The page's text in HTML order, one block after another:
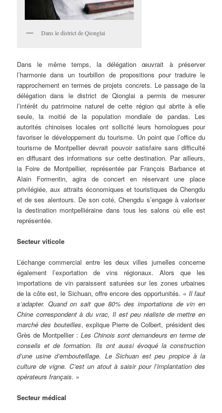
Dans le district de Qionglai
Dans le même temps, la délégation œuvrait à préserver
l’harmonie dans un tourbillon de propositions pour traduire le
rapprochement en termes de projets concrets. Le passage de la
délégation dans le district de Qionglai a permis de mesurer
l’intérêt du patrimoine naturel de cette région qui abrite à elle
seule, la moitié de la population mondiale de pandas. Les
autorités chinoises locales ont sollicité leurs homologues pour
favoriser le développement du tourisme. Un point que l’office du
tourisme de Montpellier devrait pouvoir satisfaire sans difficulté
en diffusant des informations sur cette destination. Par ailleurs,
la Foire de Montpellier, représentée par François Barbance et
Alain Formentin, agira de concert en réservant une place
privilégiée, aux attraits économiques et touristiques de Chengdu
et de ses alentours. De son coté, Chengdu s’engage à valoriser
la destination montpelliéraine dans tous les salons où elle est
représentée.
Secteur viticole
L’échange commercial entre les deux villes jumelles concerne
également l’exportation de vins régionaux. Alors que les
importations de vin paraissent saturées sur les zones urbaines
de la côte est, le Sichuan, offre encore des opportunités. « Il faut
s’adapter. Quand on sait que 80% des importations de vin en
Chine correspondent à du vrac, Il est peu réaliste de mettre en
marché des bouteilles, explique Pierre de Colbert, président des
Grès de Montpellier :Les Chinois sont demandeurs en terme de
conseils et de formation. Ils ont aussi évoqué la construction
d’une usine d’embouteillage. Le Sichuan est peu propice à la
culture de vigne. C’est un atout à saisir pour l’implantation des
opérateurs français. »
Secteur médical